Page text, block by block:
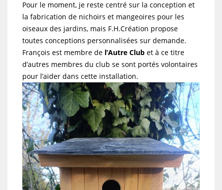
Pour le moment, je reste centré sur la conception et
la fabrication de nichoirs et mangeoires pour les
oiseaux des jardins, mais F.H.Création propose
toutes conceptions personnalisées sur demande.
François est membre de l’Autre Club et à ce titre
d’autres membres du club se sont portés volontaires
pour l’aider dans cette installation.